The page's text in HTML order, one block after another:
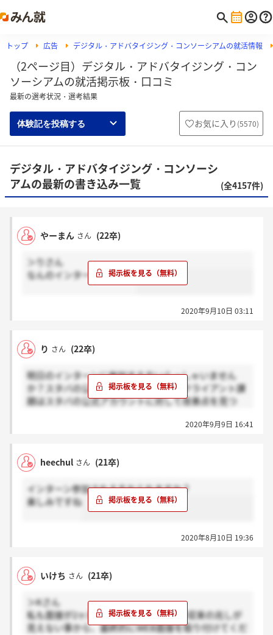
トップ 広告 デジタル・アドバタイジング・コンソーシアムの就活情報
（2ページ目）デジタル・アドバタイジング・コン
ソーシアムの就活掲示板・口コミ
最新の選考状況・選考結果
体験記を投稿する お気に入り (5570)
デジタル・アドバタイジング・コンソーシ
アムの最新の書き込み一覧
(全4157件)
やーまん さん (22卒)
＞りさん
なんのインターンですか？
2020年9月10日 03:11
り さん (22卒)
明日のインターンに参加する方いらっしゃいません
か？スタバの公式アカウントの分析のクライアント課
題はスタバの公式アカウントに対して改善点を見つ
2020年9月9日 16:41
heechul さん (21卒)
インターン参加される方おられますか？
楽しみですね
2020年8月10日 19:36
いけち さん (21卒)
＞Kさん
私も面接が2ヶ月延びましたが、コロナ収束の兆しが
見えない事から、最終的にWEB面接を取り付けてくだ